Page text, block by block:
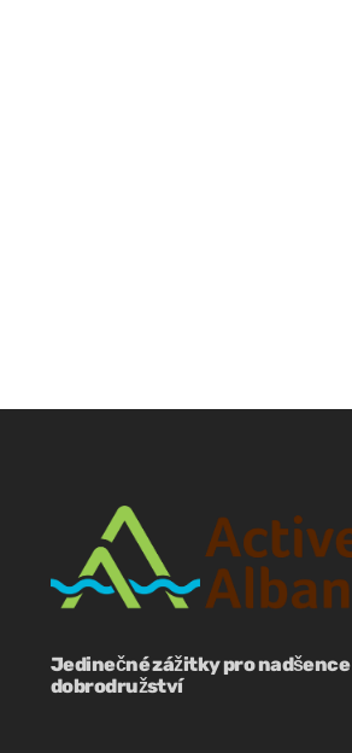
PL
ES
SV
FR
Jedinečné zážitky pro nadšence
dobrodružství